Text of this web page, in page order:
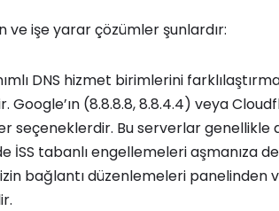
ve işe yarar çözümler şunlardır:
DNS hizmet birimlerini
(8.8.8.8, 8.8.4.4) veya
seçeneklerdir. Bu serverlar genellikle
tabanlı engellemeleri aşmanıza
bağlantı düzenlemeleri